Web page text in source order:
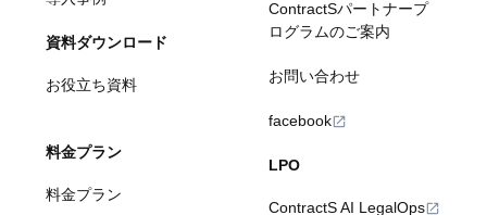
資料ダウンロード
お役立ち資料
料金プラン
料金プラン
ContractSパートナープ
ログラムのご案内
お問い合わせ
facebook
LPO
ContractS AI LegalOps